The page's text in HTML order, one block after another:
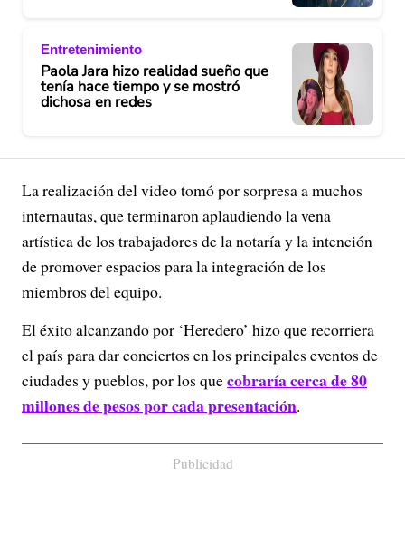
Entretenimiento
Paola Jara hizo realidad sueño que
tenía hace tiempo y se mostró
dichosa en redes
La realización del video tomó por sorpresa a muchos
internautas, que terminaron aplaudiendo la vena
artística de los trabajadores de la notaría y la intención
de promover espacios para la integración de los
miembros del equipo.
El éxito alcanzando por ‘Heredero’ hizo que recorriera
el país para dar conciertos en los principales eventos de
ciudades y pueblos, por los quecobraría cerca de 80
millones de pesos por cada presentación.
Publicidad